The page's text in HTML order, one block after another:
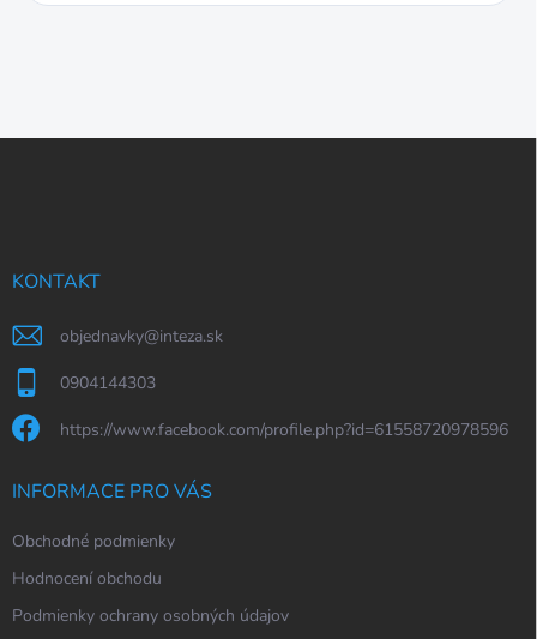
Z
KONTAKT
objednavky@inteza.sk
0904144303
https://www.facebook.com/profile.php?id=61558720978596
INFORMACE PRO VÁS
Obchodné podmienky
Hodnocení obchodu
Podmienky ochrany osobných údajov